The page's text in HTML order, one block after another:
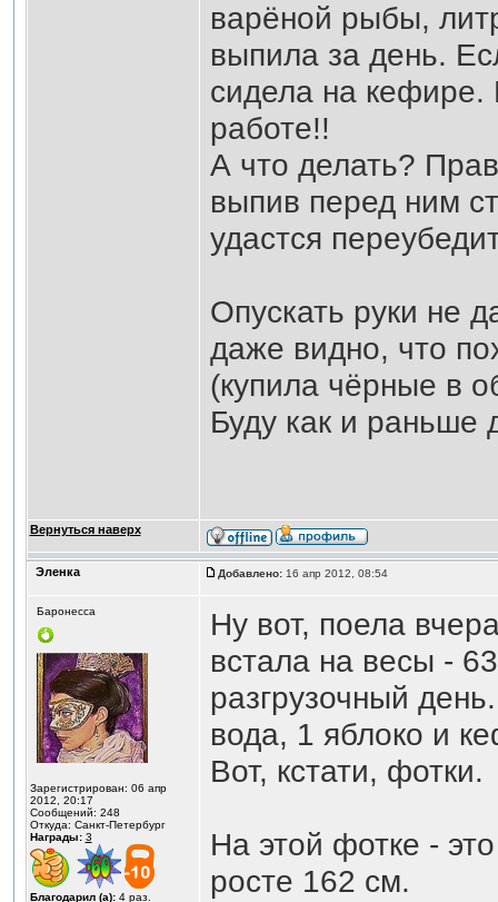
варёной рыбы,
выпила за день.
сидела на кефире.
работе!!
А что делать?
выпив перед ним
удастся
Опускать руки не
даже видно, что
(купила чёрные в
Буду как и раньше
Вернуться наверх
Эленка Добавлено:16 апр 2012, 08:54
Баронесса
Зарегистрирован: 06 апр
2012, 20:17
Сообщений: 248
Откуда: Санкт-Петербург
Награды: 3
Благодарил (а):4раз.
Ну вот, поела
встала на весы -
разгрузочный
вода, 1 яблоко и
Вот, кстати, фотки.
На этой фотке -
росте 162 см.